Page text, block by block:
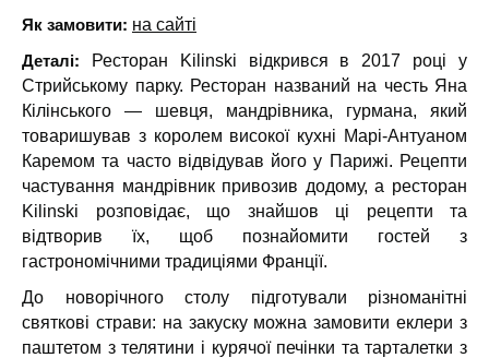
Як замовити: на сайті
Деталі: Ресторан Kilinski відкрився в 2017 році у
Стрийському парку. Ресторан названий на честь Яна
Кілінського — шевця, мандрівника, гурмана, який
товаришував з королем високої кухні Марі-Антуаном
Каремом та часто відвідував його у Парижі. Рецепти
частування мандрівник привозив додому, а ресторан
Kilinski розповідає, що знайшов ці рецепти та
відтворив їх, щоб познайомити гостей з
гастрономічними традиціями Франції.
До новорічного столу підготували різноманітні
святкові страви: на закуску можна замовити еклери з
паштетом з телятини і курячої печінки та тарталетки з